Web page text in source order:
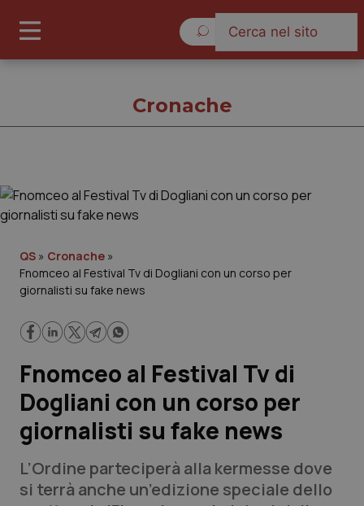
Governo e Parlamento
Regioni e Asl
Lavoro e Professioni
Scienza e Farmaci
Studi e Analisi
Lettere al direttore
Cronache
QS » Cronache »
Fnomceo al Festival Tv di Dogliani con un corso per
giornalisti su fake news
Fnomceo al Festival Tv di
Dogliani con un corso per
giornalisti su fake news
L’Ordine parteciperà alla kermesse dove
si terrà anche un’edizione speciale dello